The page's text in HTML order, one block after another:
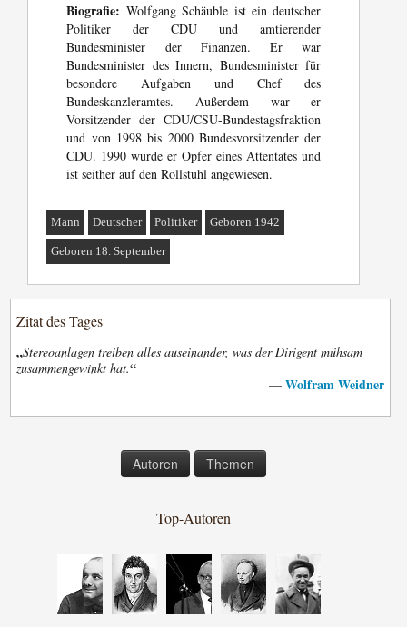
Biografie: Wolfgang Schäuble ist ein deutscher
Politiker der CDU und amtierender
Bundesminister der Finanzen. Er war
Bundesminister des Innern, Bundesminister für
besondere Aufgaben und Chef des
Bundeskanzleramtes. Außerdem war er
Vorsitzender der CDU/CSU-Bundestagsfraktion
und von 1998 bis 2000 Bundesvorsitzender der
CDU. 1990 wurde er Opfer eines Attentates und
ist seither auf den Rollstuhl angewiesen.
Mann Deutscher Politiker Geboren 1942
Geboren 18. September
Zitat des Tages
„Stereoanlagen treiben alles auseinander, was der Dirigent mühsam
zusammengewinkt hat.“
— Wolfram Weidner
Autoren Themen
Top-Autoren